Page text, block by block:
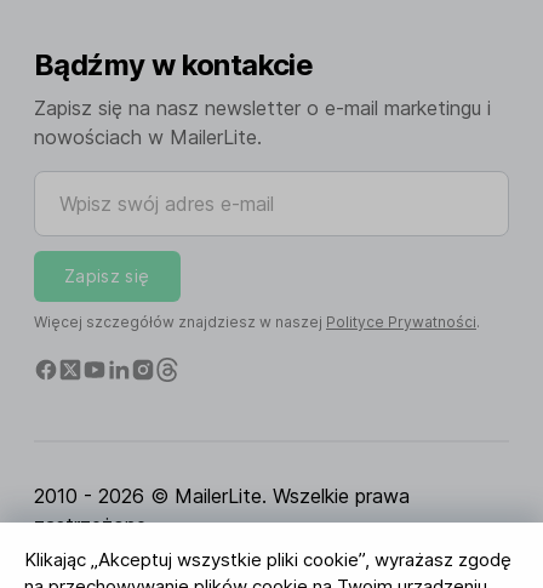
Klikając „Akceptuj wszystkie pliki cookie”, wyrażasz zgodę
Bądźmy w kontakcie
Zapisz się na nasz newsletter o e-mail marketingu i
nowościach w MailerLite.
Wpisz swój adres e-mail
Zapisz się
Więcej szczegółów znajdziesz w naszej Polityce Prywatności.
2010 - 2026 © MailerLite. Wszelkie prawa
zastrzeżone.
Regulamin Serwisu Polityka Prywatności
Strona